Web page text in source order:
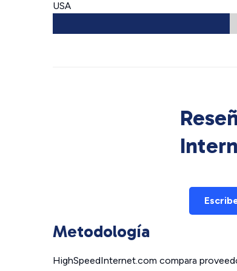
USA
Metodología
HighSpeedInternet.com compara